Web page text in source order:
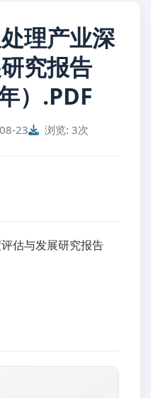
理产业深
究报告
）.PDF
23 浏览: 3次
估与发展研究报告